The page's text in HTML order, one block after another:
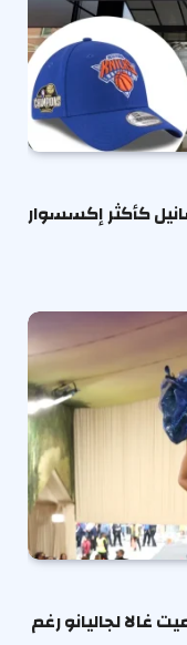
كأكثر إكسسوار
غالا لجاليانو رغم